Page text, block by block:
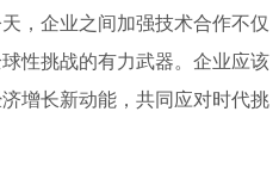
，企业之间加强技术合作不仅
性挑战的有力武器。企业应该
增长新动能，共同应对时代挑